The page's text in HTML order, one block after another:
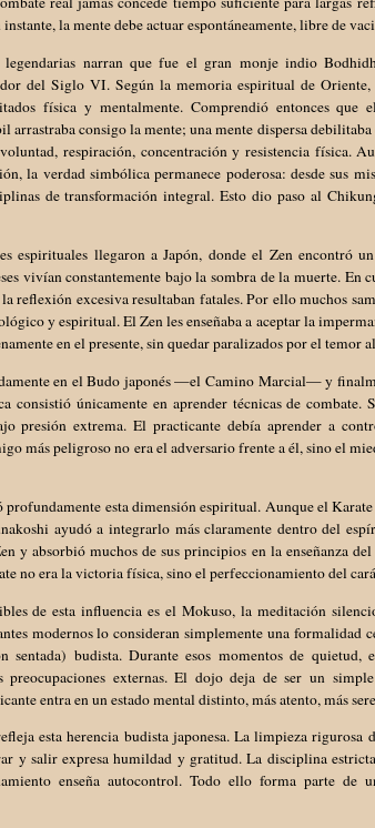
la mente debe actuar espontáneamente, libre de
narran que fue el gran monje indio
del Siglo VI. Según la memoria espiritual de
física y mentalmente. Comprendió entonces
arrastraba consigo la mente; una mente dispersa
respiración, concentración y resistencia física.
la verdad simbólica permanece poderosa: desde sus
de transformación integral. Esto dio paso al
espirituales llegaron a Japón, donde el Zen encontró
vivían constantemente bajo la sombra de la muerte. En
reflexión excesiva resultaban fatales. Por ello muchos
y espiritual. El Zen les enseñaba a aceptar la
en el presente, sin quedar paralizados por el temor
en el Budo japonés —el Camino Marcial— y
consistió únicamente en aprender técnicas de
presión extrema. El practicante debía aprender a
más peligroso no era el adversario frente a él, sino el
esta dimensión espiritual. Aunque el
ayudó a integrarlo más claramente dentro del
y absorbió muchos de sus principios en la enseñanza
no era la victoria física, sino el perfeccionamiento del
de esta influencia es el Mokuso, la meditación
modernos lo consideran simplemente una formalidad
sentada) budista. Durante esos momentos de
preocupaciones externas. El dojo deja de ser un
entra en un estado mental distinto, más atento, más
esta herencia budista japonesa. La limpieza
y salir expresa humildad y gratitud. La disciplina
enseña autocontrol. Todo ello forma parte de